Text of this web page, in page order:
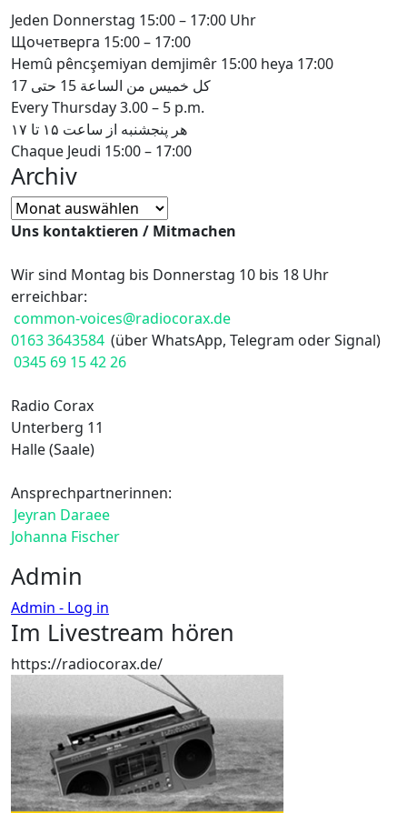
Jeden Donnerstag 15:00 – 17:00 Uhr
Щочетверга 15:00 – 17:00
Hemû pêncşemiyan demjimêr 15:00 heya 17:00
كل خميس من الساعة 15 حتى 17
Every Thursday 3.00 – 5 p.m.
هر پنجشنبه از ساعت ۱۵ تا ۱۷
Chaque Jeudi 15:00 – 17:00
Archiv
Archiv
Uns kontaktieren / Mitmachen
Wir sind Montag bis Donnerstag 10 bis 18 Uhr
erreichbar:
common-voices@radiocorax.de
0163 3643584 (über WhatsApp, Telegram oder Signal)
0345 69 15 42 26
Radio Corax
Unterberg 11
Halle (Saale)
Ansprechpartnerinnen:
Jeyran Daraee
Johanna Fischer
Admin
Admin - Log in
Im Livestream hören
https://radiocorax.de/